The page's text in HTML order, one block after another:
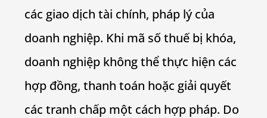
các giao dịch tài chính, pháp lý của
doanh nghiệp. Khi mã số thuế bị khóa,
doanh nghiệp không thể thực hiện các
hợp đồng, thanh toán hoặc giải quyết
các tranh chấp một cách hợp pháp. Do